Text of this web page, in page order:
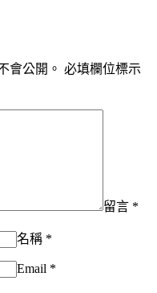
會公開。 必填欄位標示
留言 *
名稱 *
Email *